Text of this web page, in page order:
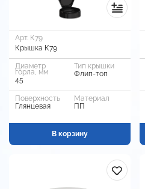
Арт. К79
Крышка К79
Диаметр
горла, мм
45
Тип крышки
Флип-топ
Поверхность
Глянцевая
Материал
ПП
В корзину